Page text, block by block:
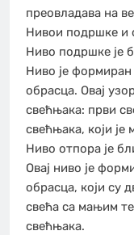
преовладава на
Нивои подршке и
Ниво подршке је
Ниво је
обрасца. Овај
свећњака: први
свећњака, који је
Ниво отпора је
Овај ниво је
обрасца, који су
свећа са мањим
свећњака.